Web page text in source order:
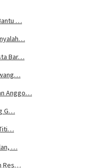
…
Bar…
Anggo…
G…
…
Res…